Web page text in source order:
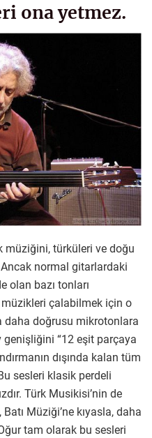
ona yetmez.
müziğini, türküleri ve doğu
normal gitarlardaki
olan bazı tonları
müzikleri çalabilmek için o
daha doğrusu mikrotonlara
“12 eşit parçaya
dışında kalan tüm
sesleri klasik perdeli
Türk Musikisi’nin de
Müziği’ne kıyasla, daha
tam olarak bu sesleri